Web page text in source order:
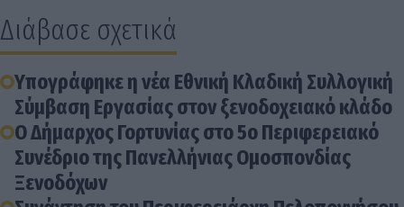
Διάβασε σχετικά
Υπογράφηκε η νέα Εθνική Κλαδική Συλλογική
Σύμβαση Εργασίας στον ξενοδοχειακό κλάδο
Ο Δήμαρχος Γορτυνίας στο 5ο Περιφερειακό
Συνέδριο της Πανελλήνιας Ομοσπονδίας
Ξενοδόχων